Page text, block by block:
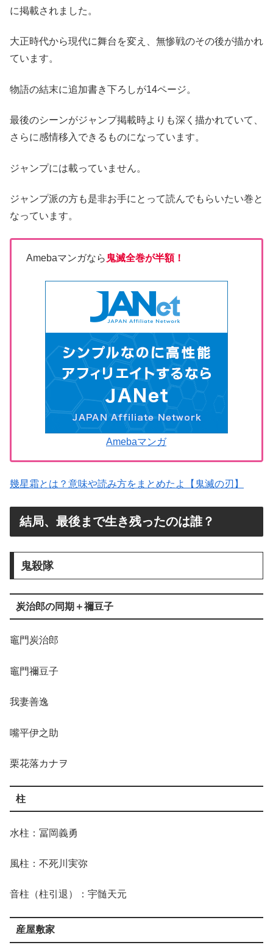
に掲載されました。
大正時代から現代に舞台を変え、無惨戦のその後が描かれ
ています。
物語の結末に追加書き下ろしが14ページ。
最後のシーンがジャンプ掲載時よりも深く描かれていて、
さらに感情移入できるものになっています。
ジャンプには載っていません。
ジャンプ派の方も是非お手にとって読んでもらいたい巻と
なっています。
Amebaマンガなら 鬼滅全巻が半額！
Amebaマンガ
幾星霜とは？意味や読み方をまとめたよ【鬼滅の刃】
結局、最後まで生き残ったのは誰？
鬼殺隊
炭治郎の同期＋禰豆子
竈門炭治郎
竈門禰豆子
我妻善逸
嘴平伊之助
栗花落カナヲ
柱
水柱：冨岡義勇
風柱：不死川実弥
音柱（柱引退）：宇髄天元
産屋敷家